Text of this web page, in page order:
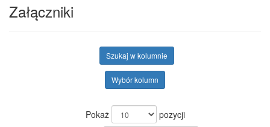
Załączniki
Szukaj w kolumnie
Wybór kolumn
Pokaż
pozycji